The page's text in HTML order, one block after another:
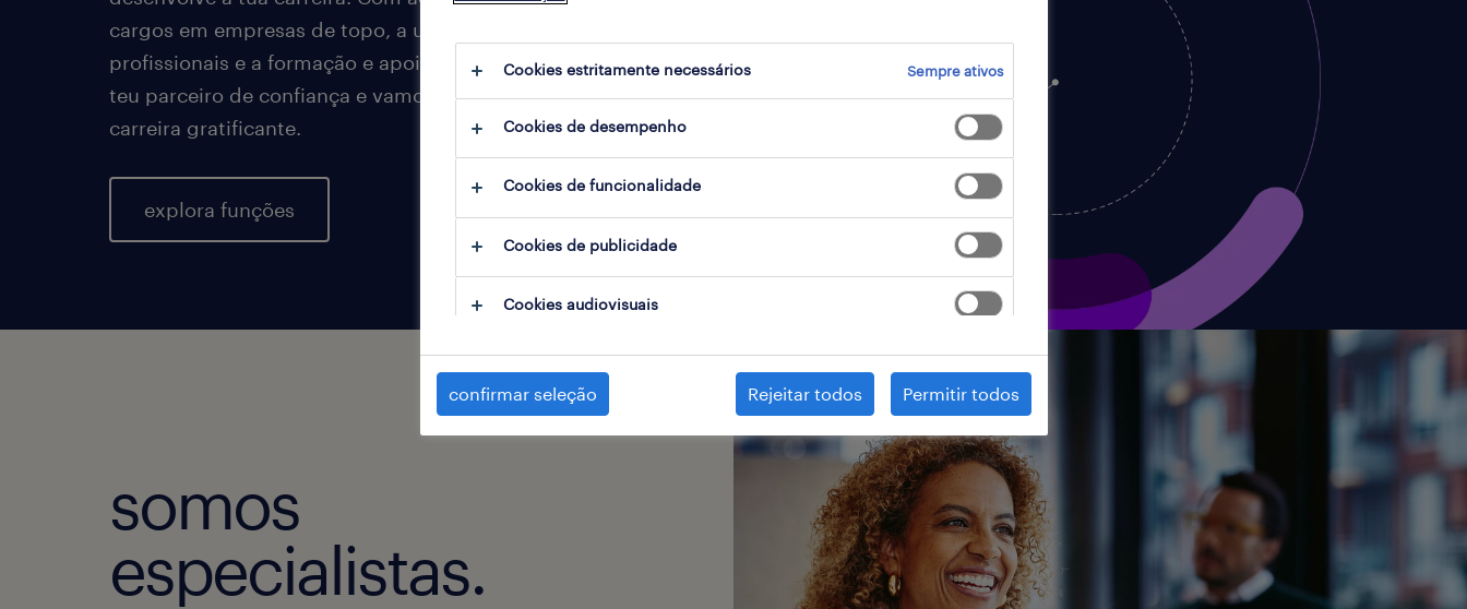
cargos em empresas de topo, a uma comunidade global de
profissionais e a formação e apoio especializados, seremos o
teu parceiro de confiança e vamos ajudar-te a construir uma
carreira gratificante.
explora funções
somos
especialistas.
Cookies estritamente necessários Sempre ativos
Cookies de desempenho
Cookies de funcionalidade
Cookies de publicidade
Cookies audiovisuais
confirmar seleção Rejeitar todos Permitir todos